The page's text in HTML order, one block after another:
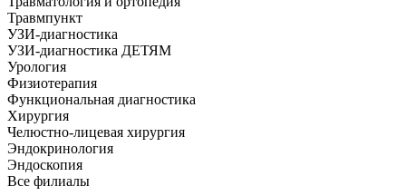
Травмпункт
УЗИ-диагностика
УЗИ-диагностика ДЕТЯМ
Урология
Физиотерапия
Функциональная диагностика
Хирургия
Челюстно-лицевая хирургия
Эндокринология
Эндоскопия
Все филиалы